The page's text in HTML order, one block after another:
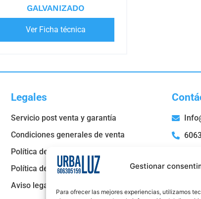
Gestionar
Para ofrecer las mejores experiencias, utilizamos
GALVANIZADO
Ver Ficha técnica
Legales
Servicio post venta y garantía
Condiciones generales de venta
Política de privacidad
Política de cookies
Aviso legal